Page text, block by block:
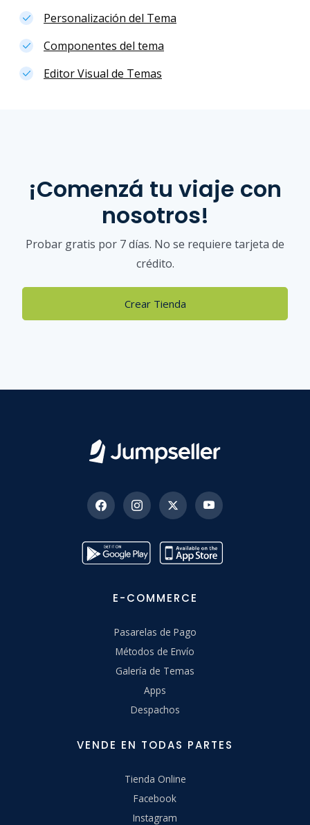
Personalización del Tema
Componentes del tema
Editor Visual de Temas
¡Comenzá tu viaje con
nosotros!
Probar gratis por 7 días. No se requiere tarjeta de
crédito.
Crear Tienda
E-COMMERCE
Pasarelas de Pago
Métodos de Envío
Galería de Temas
Apps
Despachos
VENDE EN TODAS PARTES
Tienda Online
Facebook
Instagram